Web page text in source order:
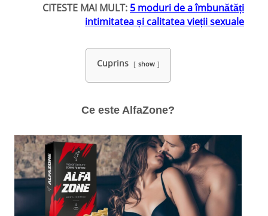
CITESTE MAI MULT: 5 moduri de a îmbunătăți
intimitatea și calitatea vieții sexuale
Cuprins show
Ce este AlfaZone?